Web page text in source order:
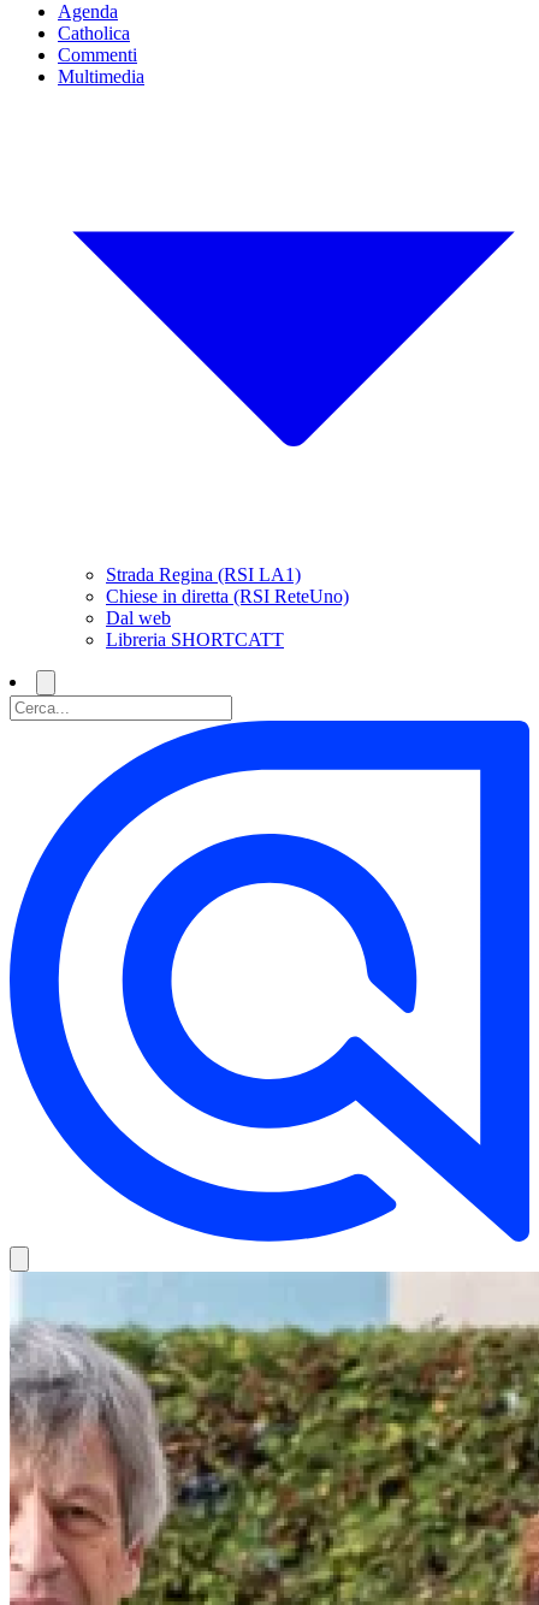
Agenda
Catholica
Commenti
Multimedia
Strada Regina (RSI LA1)
Chiese in diretta (RSI ReteUno)
Dal web
Libreria SHORTCATT